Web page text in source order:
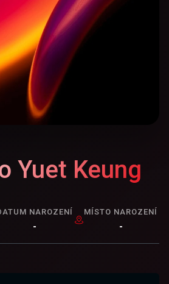
Yuet Keung
NAROZENÍ
-
MÍSTO NAROZENÍ
-